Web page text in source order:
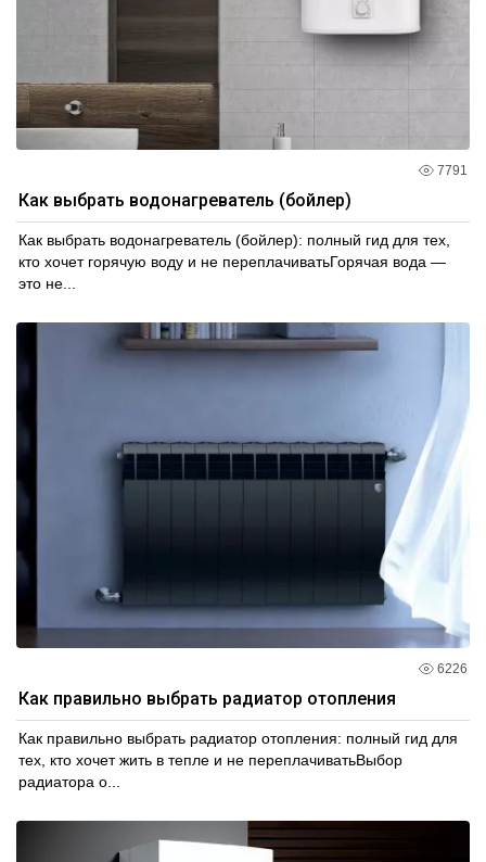
7791
Как выбрать водонагреватель (бойлер)
Как выбрать водонагреватель (бойлер): полный гид для тех,
кто хочет горячую воду и не переплачиватьГорячая вода —
это не...
6226
Как правильно выбрать радиатор отопления
Как правильно выбрать радиатор отопления: полный гид для
тех, кто хочет жить в тепле и не переплачиватьВыбор
радиатора о...